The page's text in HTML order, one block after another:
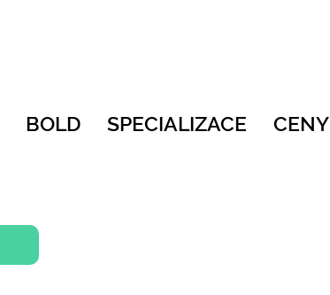
BOLD SPECIALIZACE CENY